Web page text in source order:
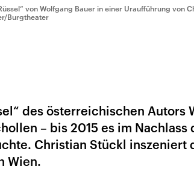
von Wolfgang Bauer in einer Uraufführung von
Burgtheater
des österreichischen Autors
– bis 2015 es im Nachlass
Christian Stückl inszeniert
Wien.